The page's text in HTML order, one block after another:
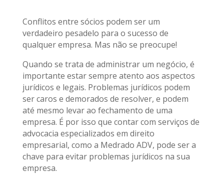
Conflitos entre sócios podem ser um
verdadeiro pesadelo para o sucesso de
qualquer empresa. Mas não se preocupe!
Quando se trata de administrar um negócio, é
importante estar sempre atento aos aspectos
jurídicos e legais. Problemas jurídicos podem
ser caros e demorados de resolver, e podem
até mesmo levar ao fechamento de uma
empresa. É por isso que contar com serviços de
advocacia especializados em direito
empresarial, como a Medrado ADV, pode ser a
chave para evitar problemas jurídicos na sua
empresa.